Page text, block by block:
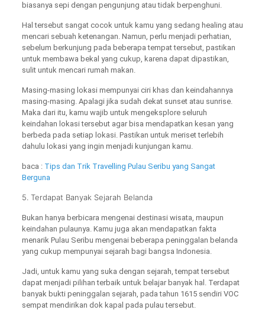
biasanya sepi dengan pengunjung atau tidak berpenghuni.
Hal tersebut sangat cocok untuk kamu yang sedang healing atau
mencari sebuah ketenangan. Namun, perlu menjadi perhatian,
sebelum berkunjung pada beberapa tempat tersebut, pastikan
untuk membawa bekal yang cukup, karena dapat dipastikan,
sulit untuk mencari rumah makan.
Masing-masing lokasi mempunyai ciri khas dan keindahannya
masing-masing. Apalagi jika sudah dekat sunset atau sunrise.
Maka dari itu, kamu wajib untuk mengeksplore seluruh
keindahan lokasi tersebut agar bisa mendapatkan kesan yang
berbeda pada setiap lokasi. Pastikan untuk meriset terlebih
dahulu lokasi yang ingin menjadi kunjungan kamu.
baca : Tips dan Trik Travelling Pulau Seribu yang Sangat
Berguna
5. Terdapat Banyak Sejarah Belanda
Bukan hanya berbicara mengenai destinasi wisata, maupun
keindahan pulaunya. Kamu juga akan mendapatkan fakta
menarik Pulau Seribu mengenai beberapa peninggalan belanda
yang cukup mempunyai sejarah bagi bangsa Indonesia.
Jadi, untuk kamu yang suka dengan sejarah, tempat tersebut
dapat menjadi pilihan terbaik untuk belajar banyak hal. Terdapat
banyak bukti peninggalan sejarah, pada tahun 1615 sendiri VOC
sempat mendirikan dok kapal pada pulau tersebut.